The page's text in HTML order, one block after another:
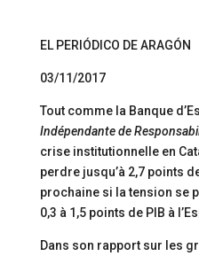
EL PERIÓDICO DE ARAGÓN
03/11/2017
Tout comme la Banque
Indépendante de
crise institutionnelle en
perdre jusqu’à 2,7 points
prochaine si la tension se
0,3 à 1,5 points de PIB à
Dans son rapport sur les